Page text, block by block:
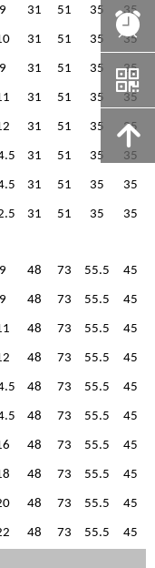
9 31 51 35 35
31 51 35 35
9 31 51 35 35
31 51 35 35
31 51 35 35
31 51 35 35
31 51 35 35
31 51 35 35
9 48 73 55.5 45
9 48 73 55.5 45
48 73 55.5 45
48 73 55.5 45
48 73 55.5 45
48 73 55.5 45
48 73 55.5 45
48 73 55.5 45
48 73 55.5 45
48 73 55.5 45
뀥
낃
녕